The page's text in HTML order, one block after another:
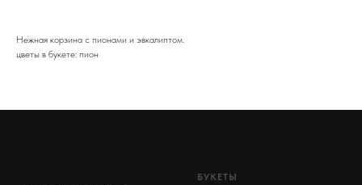
Нежная корзина с пионами и эвкалиптом.
цветы в букете: пион
БУКЕТЫ